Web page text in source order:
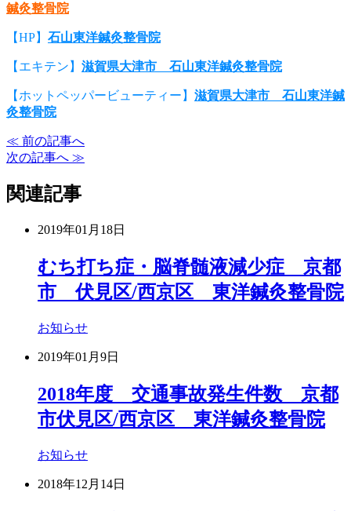
鍼灸整骨院
【HP】 石山東洋鍼灸整骨院
【エキテン】 滋賀県大津市 石山東洋鍼灸整骨院
【ホットペッパービューティー】 滋賀県大津市 石山東洋鍼
灸整骨院
≪ 前の記事へ
次の記事へ ≫
関連記事
2019年01月18日
むち打ち症・脳脊髄液減少症 京都
市 伏見区/西京区 東洋鍼灸整骨院
お知らせ
2019年01月9日
2018年度 交通事故発生件数 京都
市伏見区/西京区 東洋鍼灸整骨院
お知らせ
2018年12月14日